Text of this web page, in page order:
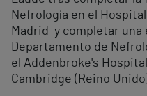
Nefrología en el
Madrid y completar una
Departamento de
el Addenbroke's
Cambridge (Reino